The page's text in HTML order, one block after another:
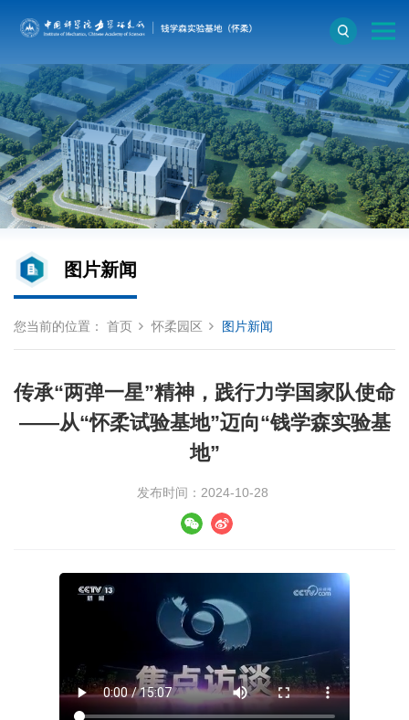
图片新闻
您当前的位置： 首页 怀柔园区 图片新闻
传承“两弹一星”精神，践行力学国家队使命
——从“怀柔试验基地”迈向“钱学森实验基
地”
发布时间：2024-10-28